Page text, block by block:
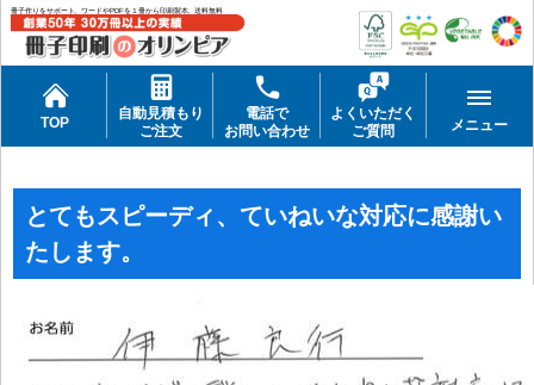
冊子作りをサポート。ワードやPDFを１冊から印刷製本。送料無料
TOP
自動見積もり
ご注文
電話で
お問い合わせ
よくいただく
ご質問
メニュー
とてもスピーディ、ていねいな対応に感謝い
たします。